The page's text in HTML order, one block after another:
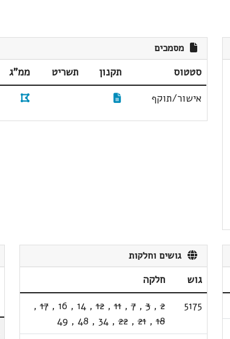
מסמכים
סטטוס תקנון תשריט ממ"ג
אישור/תוקף
גושים וחלקות
גוש
חלקה
5175
2
,
3
,
7
,
11
,
12
,
14
,
16
,
17
,
18
,
21
,
22
,
34
,
48
,
49